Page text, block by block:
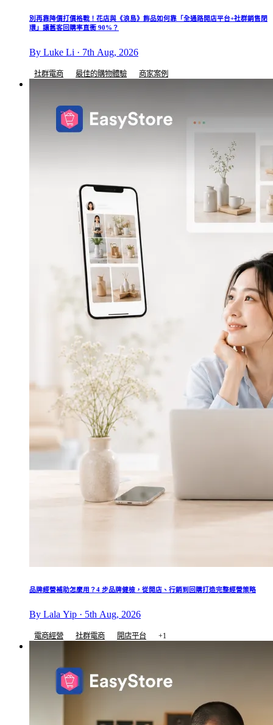
別再靠降價打價格戰！花店與《浪島》飾品如何靠「全通路開店平台+社群銷售閉
環」讓舊客回購率直衝 90%？
By Luke Li · 7th Aug, 2026
社群電商 最佳的購物體驗 商家案例
品牌經營補助怎麼用？4 步品牌健檢，從開店、行銷到回購打造完整經營策略
By Lala Yip · 5th Aug, 2026
電商經營 社群電商 開店平台 +1